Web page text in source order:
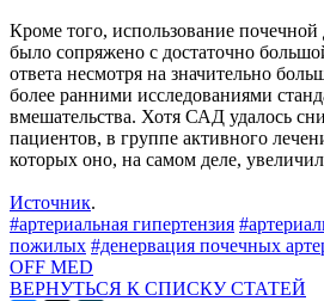
Кроме того, использование
было сопряжено с достаточно
ответа несмотря на значительно
более ранними исследованиями
вмешательства. Хотя САД удалось
пациентов, в группе активного
которых оно, на самом деле,
Источник.
#артериальная гипертензия
пожилых #денервация почечных
OFF MED
ВЕРНУТЬСЯ К СПИСКУ СТАТЕЙ